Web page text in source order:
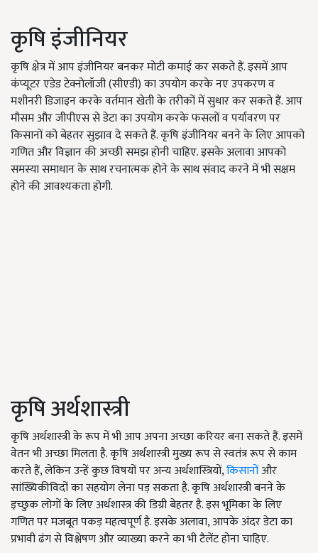
कृषि इंजीनियर
कृषि क्षेत्र में आप इंजीनियर बनकर मोटी कमाई कर सकते हैं. इसमें आप
कंप्यूटर एडेड टेक्नोलॉजी (सीएडी) का उपयोग करके नए उपकरण व
मशीनरी डिजाइन करके वर्तमान खेती के तरीकों में सुधार कर सकते हैं. आप
मौसम और जीपीएस से डेटा का उपयोग करके फसलों व पर्यावरण पर
किसानों को बेहतर सुझाव दे सकते हैं. कृषि इंजीनियर बनने के लिए आपको
गणित और विज्ञान की अच्छी समझ होनी चाहिए. इसके अलावा आपको
समस्या समाधान के साथ रचनात्मक होने के साथ संवाद करने में भी सक्षम
होने की आवश्यकता होगी.
कृषि अर्थशास्त्री
कृषि अर्थशास्त्री के रूप में भी आप अपना अच्छा करियर बना सकते हैं. इसमें
वेतन भी अच्छा मिलता है. कृषि अर्थशास्त्री मुख्य रूप से स्वतंत्र रूप से काम
करते हैं, लेकिन उन्हें कुछ विषयों पर अन्य अर्थशास्त्रियों,किसानोंऔर
सांख्यिकीविदों का सहयोग लेना पड़ सकता है. कृषि अर्थशास्त्री बनने के
इच्छुक लोगों के लिए अर्थशास्त्र की डिग्री बेहतर है. इस भूमिका के लिए
गणित पर मजबूत पकड़ महत्वपूर्ण है. इसके अलावा, आपके अंदर डेटा का
प्रभावी ढंग से विश्लेषण और व्याख्या करने का भी टैलेंट होना चाहिए.